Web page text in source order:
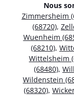
Nous
Zimmersheim
(68720),
Wuenheim
(68210),
Wittelsheim
(68480),
Wildenstein
(68320),